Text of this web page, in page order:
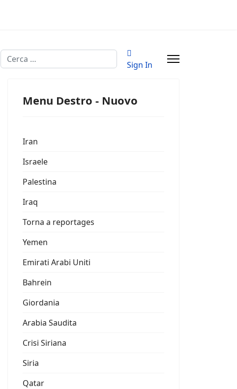
Cerca
Sign In
Menu Destro - Nuovo
Iran
Israele
Palestina
Iraq
Torna a reportages
Yemen
Emirati Arabi Uniti
Bahrein
Giordania
Arabia Saudita
Crisi Siriana
Siria
Qatar